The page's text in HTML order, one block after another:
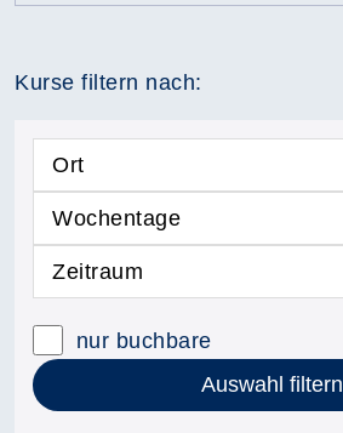
Kurse filtern nach:
Ort
Wochentage
Zeitraum
nur buchbare
Auswahl filtern